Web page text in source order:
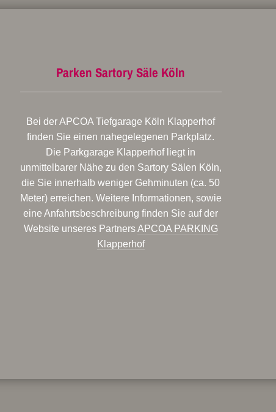
Parken Sartory Säle Köln
Bei der APCOA Tiefgarage Köln Klapperhof
finden Sie einen nahegelegenen Parkplatz.
Die Parkgarage Klapperhof liegt in
unmittelbarer Nähe zu den Sartory Sälen Köln,
die Sie innerhalb weniger Gehminuten (ca. 50
Meter) erreichen. Weitere Informationen, sowie
eine Anfahrtsbeschreibung finden Sie auf der
Website unseres PartnersAPCOA PARKING
Klapperhof